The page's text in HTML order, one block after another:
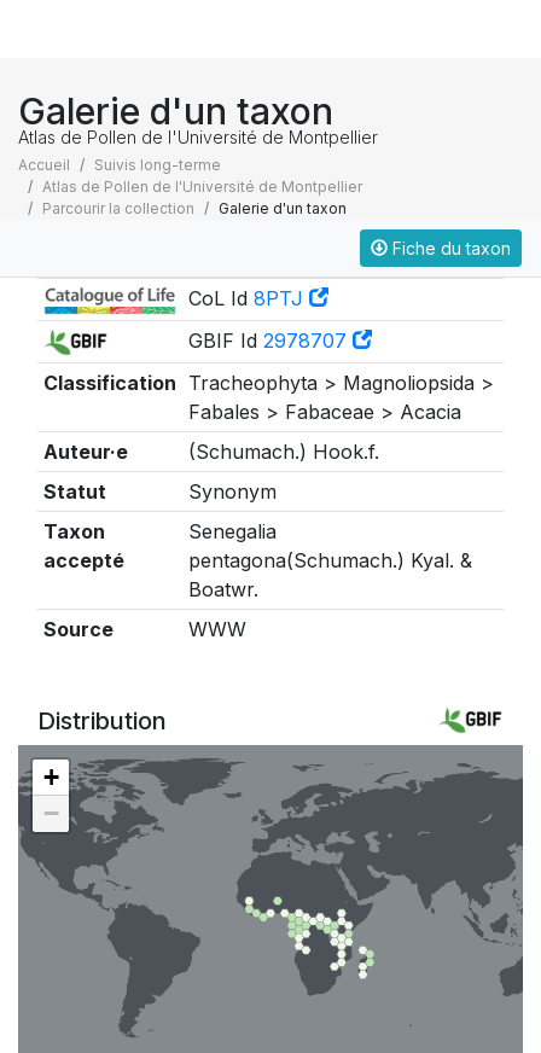
Galerie d'un taxon
Atlas de Pollen de l'Université de Montpellier
Accueil
Suivis long-terme
Atlas de Pollen de l'Université de Montpellier
Parcourir la collection
Galerie d'un taxon
Fiche du taxon
CoL Id 8PTJ
GBIF Id 2978707
Classification Tracheophyta > Magnoliopsida >
Fabales > Fabaceae > Acacia
Auteur·e
(Schumach.) Hook.f.
Statut
Synonym
Taxon
accepté
Senegalia
pentagona(Schumach.) Kyal. &
Boatwr.
Source
WWW
Distribution
+
−